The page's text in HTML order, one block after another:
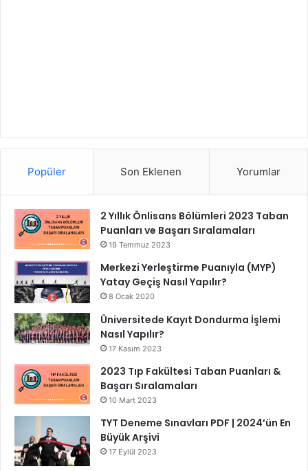
Popüler Son Eklenen Yorumlar
2 Yıllık Önlisans Bölümleri 2023 Taban
Puanları ve Başarı Sıralamaları
19 Temmuz 2023
Merkezi Yerleştirme Puanıyla (MYP)
Yatay Geçiş Nasıl Yapılır?
8 Ocak 2020
Üniversitede Kayıt Dondurma İşlemi
Nasıl Yapılır?
17 Kasım 2023
2023 Tıp Fakültesi Taban Puanları &
Başarı Sıralamaları
10 Mart 2023
TYT Deneme Sınavları PDF | 2024’ün En
Büyük Arşivi
17 Eylül 2023